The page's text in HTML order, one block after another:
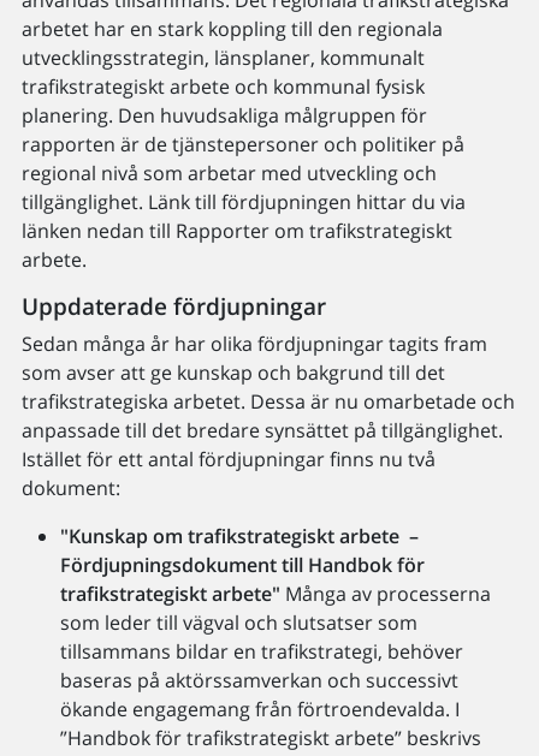
arbetet har en stark koppling till den regionala
utvecklingsstrategin, länsplaner, kommunalt
trafikstrategiskt arbete och kommunal fysisk
planering. Den huvudsakliga målgruppen för
rapporten är de tjänstepersoner och politiker på
regional nivå som arbetar med utveckling och
tillgänglighet. Länk till fördjupningen hittar du via
länken nedan till Rapporter om trafikstrategiskt
arbete.
Uppdaterade fördjupningar
Sedan många år har olika fördjupningar tagits fram
som avser att ge kunskap och bakgrund till det
trafikstrategiska arbetet. Dessa är nu omarbetade och
anpassade till det bredare synsättet på tillgänglighet.
Istället för ett antal fördjupningar finns nu två
dokument:
"Kunskap om trafikstrategiskt arbete –
Fördjupningsdokument till Handbok för
trafikstrategiskt arbete" Många av processerna
som leder till vägval och slutsatser som
tillsammans bildar en trafikstrategi, behöver
baseras på aktörssamverkan och successivt
ökande engagemang från förtroendevalda. I
”Handbok för trafikstrategiskt arbete” beskrivs